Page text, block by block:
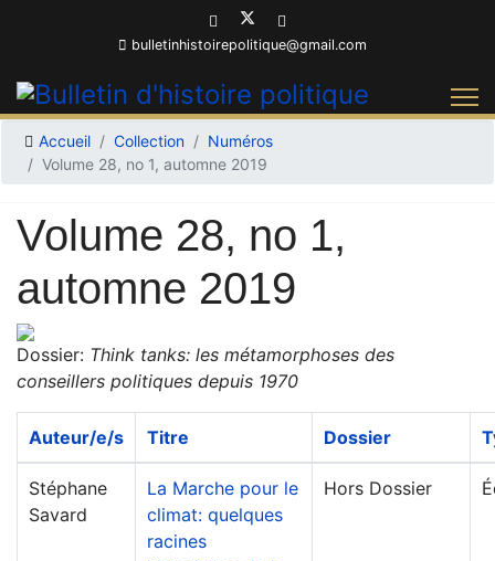
bulletinhistoirepolitique@gmail.com
Accueil Collection
Numéros
Volume 28, no 1, automne 2019
Volume 28, no 1,
automne 2019
Dossier: Think tanks: les métamorphoses des
conseillers politiques depuis 1970
Auteur/e/s Titre Dossier
Stéphane
Savard
La Marche pour le
climat: quelques
racines
Hors Dossier